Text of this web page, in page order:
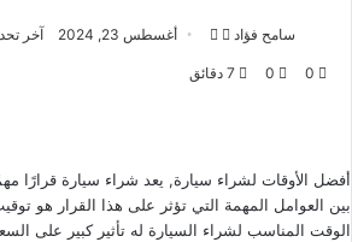
سامح فؤاد
ت
ى
X
ر
ر
ي
د
أغسطس 23, 2024 آخر تحديث:
0
0
أفضل الأوقات لشراء سيارة, يعد شراء سيارة قرارًا
بين العوامل المهمة التي تؤثر على هذا القرار هو
الوقت المناسب لشراء السيارة له تأثير كبير على